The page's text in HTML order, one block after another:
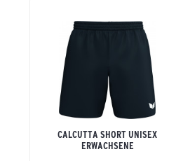
CALCUTTA SHORT UNISEX
ERWACHSENE